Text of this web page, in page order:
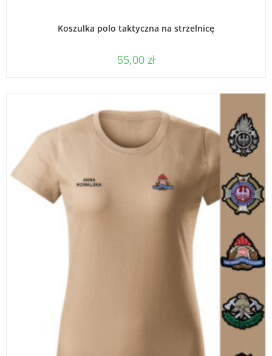
Koszulka polo taktyczna na strzelnicę
55,00 zł